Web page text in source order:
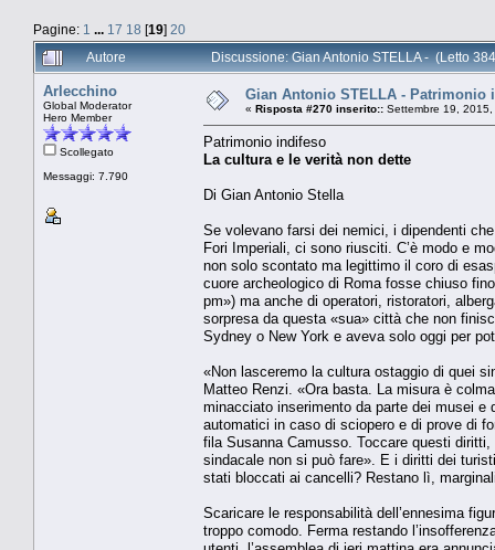
Pagine: 1 ... 17 18 [19] 20
Autore
Discussione: Gian Antonio STELLA - (Letto
Arlecchino
Global Moderator
Hero Member
Scollegato
Messaggi: 7.790
Gian Antonio STELLA - Patrimonio
« Risposta #270 inserito:: Settembre 19,
Patrimonio indifeso
La cultura e le verità non dette
Di Gian Antonio Stella
Se volevano farsi dei nemici, i dipendenti
Fori Imperiali, ci sono riusciti. C’è modo e
non solo scontato ma legittimo il coro di
cuore archeologico di Roma fosse chiuso
pm») ma anche di operatori, ristoratori,
sorpresa da questa «sua» città che non
Sydney o New York e aveva solo oggi per
«Non lasceremo la cultura ostaggio di quei
Matteo Renzi. «Ora basta. La misura è
minacciato inserimento da parte dei musei
automatici in caso di sciopero e di prove di
fila Susanna Camusso. Toccare questi
sindacale non si può fare». E i diritti dei
stati bloccati ai cancelli? Restano lì,
Scaricare le responsabilità dell’ennesima
troppo comodo. Ferma restando